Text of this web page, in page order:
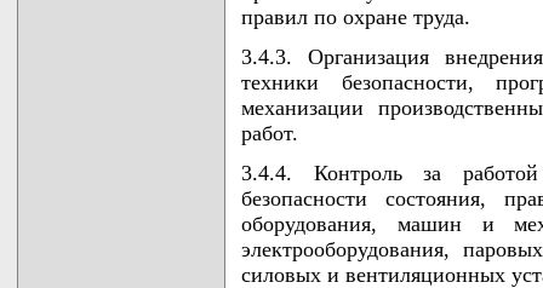
правил по охране труда.
3.4.3. Организация
техники безопасности,
механизации
работ.
3.4.4. Контроль за
безопасности состояния,
оборудования, машин и
электрооборудования,
силовых и вентиляционных